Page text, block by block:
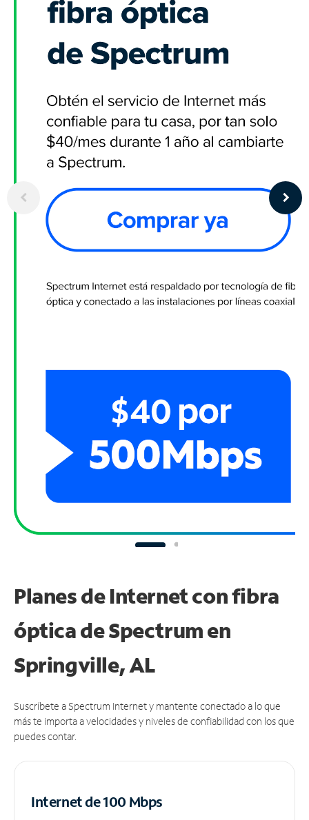
Planes de Internet con fibra
óptica de Spectrum en
Springville, AL
Suscríbete a Spectrum Internet y mantente conectado a lo que
más te importa a velocidades y niveles de confiabilidad con los que
puedes contar.
Internet de 100 Mbps